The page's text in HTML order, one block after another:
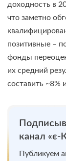
доходность в
что заметно
позитивные –
фонды
их средний
составить ~8%
канал «є-
Публикуем